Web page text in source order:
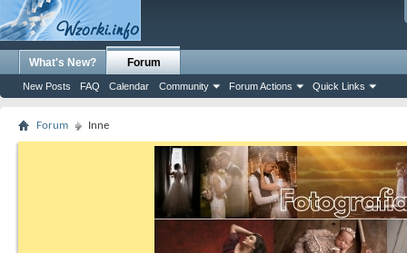
What's New? Forum
New Posts FAQ Calendar Community Forum Actions Quick Links
Forum Inne